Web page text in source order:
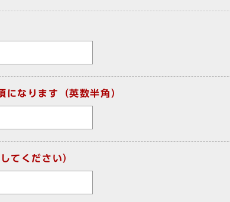
になります（英数半角）
てください）